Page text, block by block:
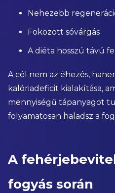
Nehezebb
Fokozott sóvárgás
A diéta hosszú távú
A cél nem az éhezés,
kalóriadeficit kialakítása,
mennyiségű tápanyagot
folyamatosan haladsz a
A
fogyás során